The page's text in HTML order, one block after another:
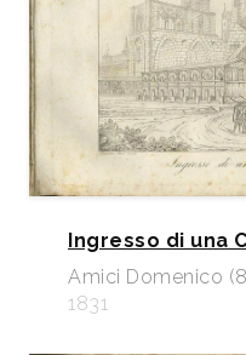
Ingresso di una
Amici Domenico
1831